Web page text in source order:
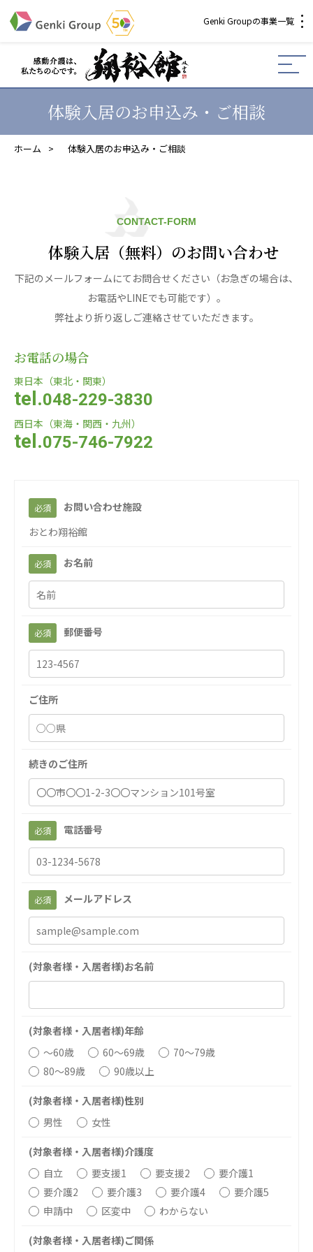
Genki Groupの事業一覧
介護・福祉
社会福祉法人 元気村グループ
社会福祉法人元気村
社会福祉法人長寿の里
社会福祉法人 心の会
株式会社 サンガジャパン
株式会社日本遮蔽技研
サンガ共同組合
一般社団法人 日本高齢者福祉協会
日本高齢者福祉協会
株式会社 爽やかな風沖縄
爽やかな風沖縄
株式会社 爽やかな風九州
爽やかな風九州
せきれい
医療（共に生きる仲間達）
医療法人社団 美翔会
聖心美容クリニック
S-Labo（渋谷院）
医療法人 共生会
松園病院介護医療院
松園第二病院
複合ケアセンターまつぞの
医療法人社団 鴻愛会
こうのす共生病院
OKP with Life クリニック
with Life クリニック 大宮駅前
ならしの共生クリニック
こうのすナーシングホーム共生園
あげお共生の家
西京都病院
洛西 西京都クリニック
洛桂の郷
桂寿の郷
訪問看護ステーション秋桜
ファミリエール吉祥院
教育（共に生きる仲間達）
学校法人明星学園 関東福祉専門学校
国際医療専門学校 浦和学院高等学校
浦和学院中学校 明星幼稚園
志学会高等学校
体験入居のお申込み・ご相談
ホーム > 体験入居のお申込み・ご相談
CONTACT-FORM
体験入居（無料）のお問い合わせ
下記のメールフォームにてお問合せください（お急ぎの場合は、
お電話やLINEでも可能です）。
弊社より折り返しご連絡させていただきます。
お電話の場合
東日本（東北・関東）
tel.048-229-3830
西日本（東海・関西・九州）
tel.075-746-7922
必須
お問い合わせ施設
おとわ翔裕館
必須 お名前
必須 郵便番号
ご住所
続きのご住所
必須 電話番号
必須 メールアドレス
(対象者様・入居者様)お名前
(対象者様・入居者様)年齢
〜60歳
60〜69歳
70〜79歳
80〜89歳
90歳以上
(対象者様・入居者様)性別
男性
女性
(対象者様・入居者様)介護度
自立
要支援1 要支援2
要介護1
要介護2
要介護3 要介護4
要介護5
申請中
区変中 わからない
(対象者様・入居者様)ご関係